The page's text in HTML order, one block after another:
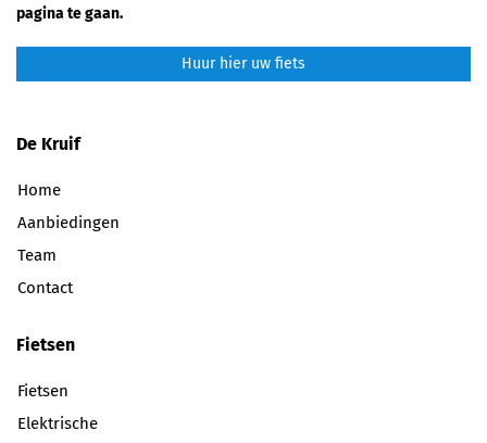
pagina te gaan.
Huur hier uw fiets
De Kruif
Home
Aanbiedingen
Team
Contact
Fietsen
Fietsen
Elektrische